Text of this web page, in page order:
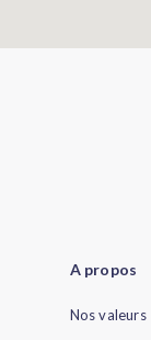
A propos
Nos valeurs